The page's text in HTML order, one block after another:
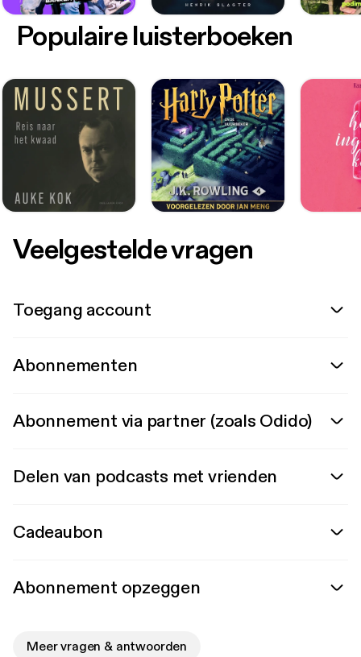
Populaire luisterboeken
Veelgestelde vragen
Toegang account
Abonnementen
Abonnement via partner (zoals Odido)
Delen van podcasts met vrienden
Cadeaubon
Abonnement opzeggen
Meer vragen & antwoorden